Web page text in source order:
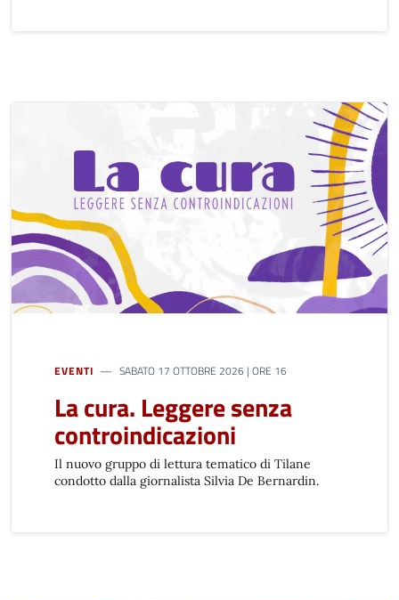
EVENTI SABATO 17 OTTOBRE 2026 | ORE 16
La cura. Leggere senza
controindicazioni
Il nuovo gruppo di lettura tematico di Tilane
condotto dalla giornalista Silvia De Bernardin.